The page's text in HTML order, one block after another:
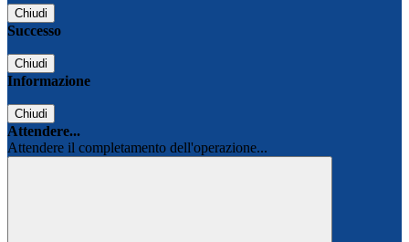
Chiudi
Successo
Chiudi
Informazione
Chiudi
Attendere...
Attendere il completamento dell'operazione...